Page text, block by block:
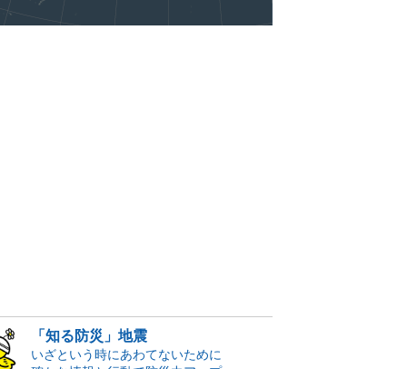
「知る防災」地震
いざという時にあわてないために